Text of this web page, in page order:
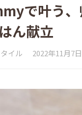
で叶う、
ん献立
イル 2022年11月7日